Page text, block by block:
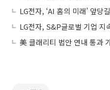
LG전자, ‘AI 홈의 미래’ 앞당